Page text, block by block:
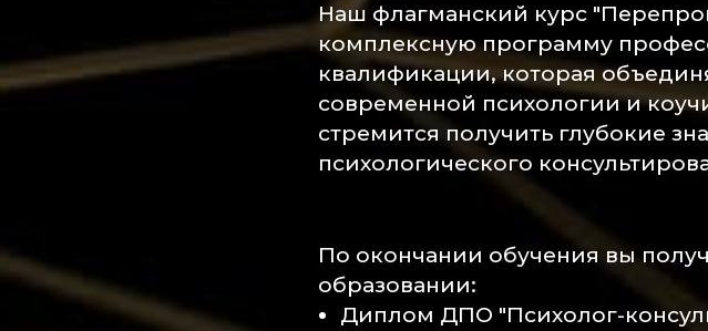
Наш флагманский курс
комплексную программу
квалификации, которая
современной психологии и
стремится получить глубокие
психологического
По окончании обучения вы
образовании:
Диплом ДПО "Психолог-